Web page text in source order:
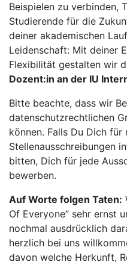
Beispielen zu verbinden,
Studierende für die
deiner akademischen
Leidenschaft: Mit deiner
Flexibilität gestalten wir
Dozent:in an der IU
Bitte beachte, dass wir
datenschutzrechtlichen
können. Falls Du Dich für
Stellenausschreibungen
bitten, Dich für jede
bewerben.
Auf Worte folgen Taten:
Of Everyone” sehr ernst
nochmal ausdrücklich
herzlich bei uns
davon welche Herkunft,